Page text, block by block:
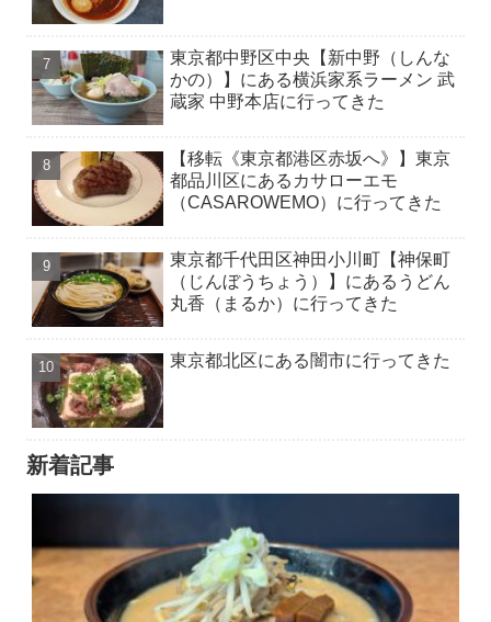
東京都中野区中央【新中野（しんな
かの）】にある横浜家系ラーメン 武
蔵家 中野本店に行ってきた
【移転《東京都港区赤坂へ》】東京
都品川区にあるカサローエモ
（CASAROWEMO）に行ってきた
東京都千代田区神田小川町【神保町
（じんぼうちょう）】にあるうどん
丸香（まるか）に行ってきた
東京都北区にある闇市に行ってきた
新着記事